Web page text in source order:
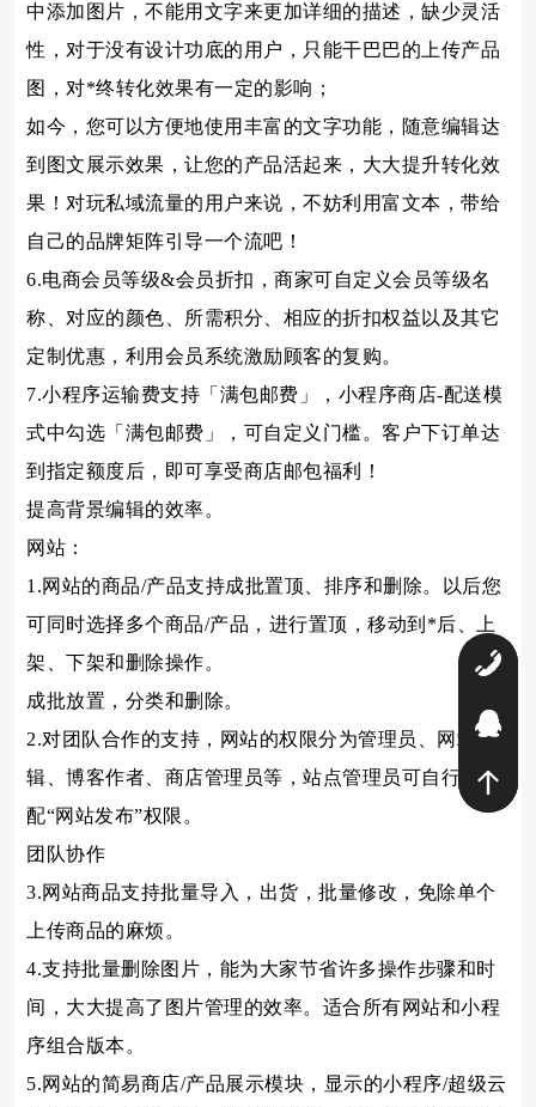
中添加图片，不能用文字来更加详细的描述，缺少灵活
性，对于没有设计功底的用户，只能干巴巴的上传产品
图，对*终转化效果有一定的影响；
如今，您可以方便地使用丰富的文字功能，随意编辑达
到图文展示效果，让您的产品活起来，大大提升转化效
果！对玩私域流量的用户来说，不妨利用富文本，带给
自己的品牌矩阵引导一个流吧！
6.电商会员等级&会员折扣，商家可自定义会员等级名
称、对应的颜色、所需积分、相应的折扣权益以及其它
定制优惠，利用会员系统激励顾客的复购。
7.小程序运输费支持「满包邮费」，小程序商店-配送模
式中勾选「满包邮费」，可自定义门槛。客户下订单达
到指定额度后，即可享受商店邮包福利！
提高背景编辑的效率。
网站：
1.网站的商品/产品支持成批置顶、排序和删除。以后您
可同时选择多个商品/产品，进行置顶，移动到*后、上
架、下架和删除操作。
成批放置，分类和删除。
2.对团队合作的支持，网站的权限分为管理员、网站编
辑、博客作者、商店管理员等，站点管理员可自行分
配“网站发布”权限。
团队协作
3.网站商品支持批量导入，出货，批量修改，免除单个
上传商品的麻烦。
4.支持批量删除图片，能为大家节省许多操作步骤和时
间，大大提高了图片管理的效率。适合所有网站和小程
序组合版本。
5.网站的简易商店/产品展示模块，显示的小程序/超级云